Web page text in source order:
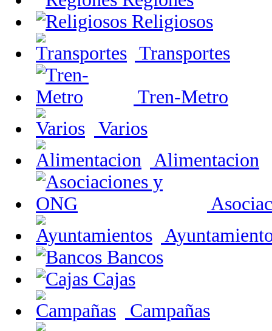
Religiosos
Transportes
Tren-Metro
Varios
Alimentacion
Bancos
Cajas
Campañas